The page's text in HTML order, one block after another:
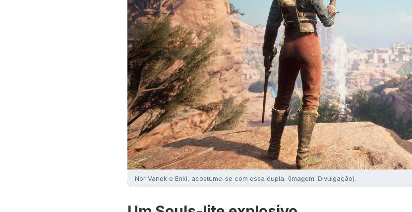
Nor Vanek e Enki, acostume-se com essa dupla. (Imagem: Divulgação).